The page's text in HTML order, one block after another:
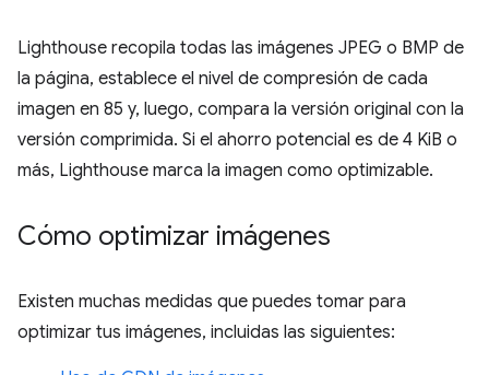
Lighthouse recopila todas las imágenes JPEG o BMP de
la página, establece el nivel de compresión de cada
imagen en 85 y, luego, compara la versión original con la
versión comprimida. Si el ahorro potencial es de 4 KiB o
más, Lighthouse marca la imagen como optimizable.
Cómo optimizar imágenes
Existen muchas medidas que puedes tomar para
optimizar tus imágenes, incluidas las siguientes: